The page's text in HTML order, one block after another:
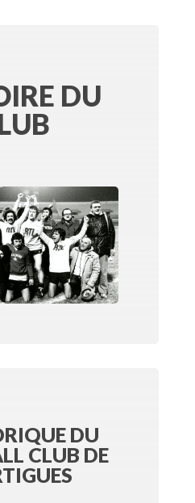
DU
DU
CLUB DE